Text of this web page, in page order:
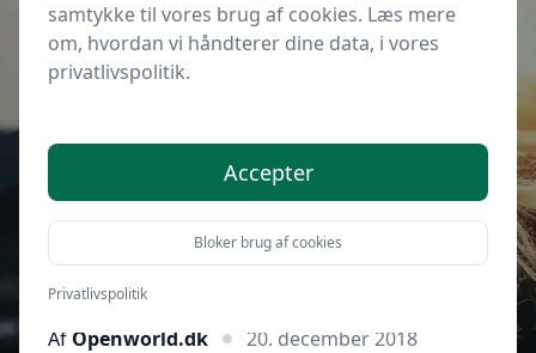
Udgivet iRomantik Og Kærlighed
Skal du fortælle om utroskab? Der
Af Openworld.dk 20. december 2018
samtykke til vores brug af cookies. Læs mere
om, hvordan vi håndterer dine data, i vores
privatlivspolitik.
Accepter
Bloker brug af cookies
Privatlivspolitik